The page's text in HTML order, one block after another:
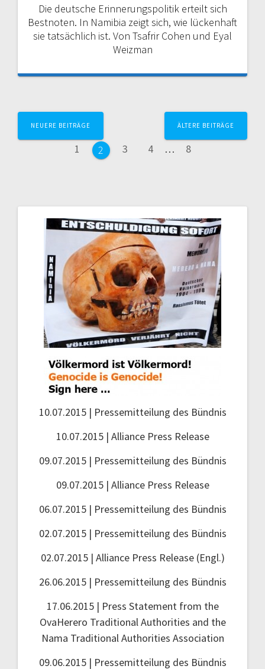
Die deutsche Erinnerungspolitik erteilt sich
Bestnoten. In Namibia zeigt sich, wie lückenhaft
sie tatsächlich ist. Von Tsafrir Cohen und Eyal
Weizman
Beitragsnavigation
NEUERE BEITRÄGE
Seite
1 Seite
2 Seite
3 Seite
4 … Seite
8
ÄLTERE BEITRÄGE
10.07.2015 | Pressemitteilung des Bündnis
10.07.2015 | Alliance Press Release
09.07.2015 | Pressemitteilung des Bündnis
09.07.2015 | Alliance Press Release
06.07.2015 | Pressemitteilung des Bündnis
02.07.2015 | Pressemitteilung des Bündnis
02.07.2015 | Alliance Press Release (Engl.)
26.06.2015 | Pressemitteilung des Bündnis
17.06.2015 | Press Statement from the
OvaHerero Traditional Authorities and the
Nama Traditional Authorities Association
09.06.2015 | Pressemitteilung des Bündnis